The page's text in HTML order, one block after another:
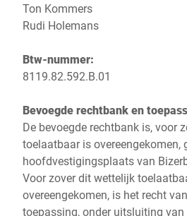
Ton Kommers
Rudi Holemans
Btw-nummer:
8119.82.592.B.01
Bevoegde rechtbank en
De bevoegde rechtbank is, voor
toelaatbaar is overeengekomen,
hoofdvestigingsplaats van
Voor zover dit wettelijk
overeengekomen, is het recht
toepassing, onder uitsluiting van